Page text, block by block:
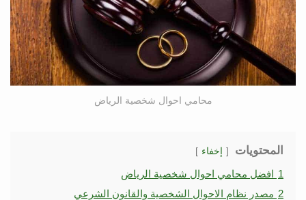
محامي احوال شخصية الرياض
المحتويات إخفاء
1 افضل محامي احوال شخصية الرياض
2 مصدر نظام الاحوال الشخصية والقانون الشرعي